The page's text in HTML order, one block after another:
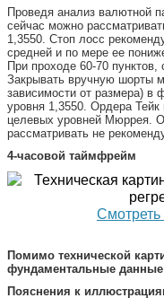
Проведя анализ валютной
сейчас можно
1,3550. Стоп лосс
средней и по мере ее
При проходе 60-70
Закрывать вручную шорты
зависимости от размера) в
уровня 1,3550. Ордера
целевых уровней Мюррея.
рассматривать не
4-часовой таймфрейм
Помимо технической
фундаментальные
Пояснения к